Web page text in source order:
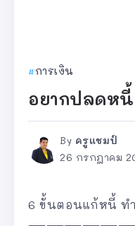
การเงิน
อยากปลดหนี้
By ครูแชมป์
26 กรกฎาคม
6 ขั้นตอนแก้หนี้ ท